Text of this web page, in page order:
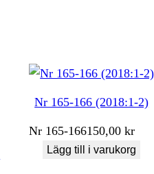
Nr 165-166 (2018:1-2)
Nr 165-166150,00kr
Lägg till i varukorg